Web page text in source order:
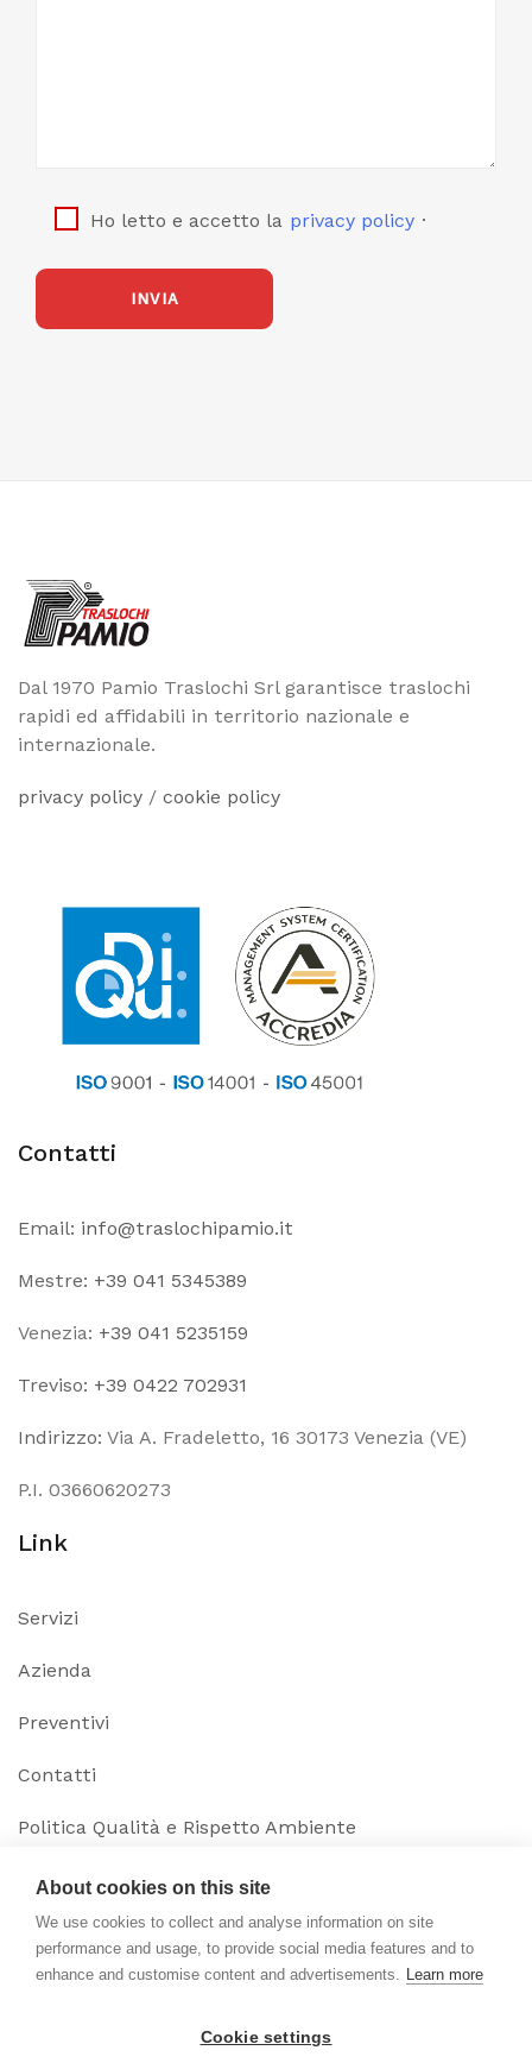
Ho letto e accetto la privacy policy .
Dal 1970 Pamio Traslochi Srl garantisce traslochi
rapidi ed affidabili in territorio nazionale e
internazionale.
privacy policy / cookie policy
Contatti
Email: info@traslochipamio.it
Mestre: +39 041 5345389
Venezia: +39 041 5235159
Treviso: +39 0422 702931
Indirizzo: Via A. Fradeletto, 16 30173 Venezia (VE)
P.I. 03660620273
Link
Servizi
Azienda
Preventivi
Contatti
Politica Qualità e Rispetto Ambiente
Politica Sicurezza
Social
About cookies on this site
We use cookies to collect and analyse information on site
performance and usage, to provide social media features and to
enhance and customise content and advertisements. Learn more
Cookie settings